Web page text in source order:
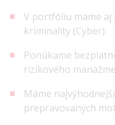
V portfóliu máme
kriminality (Cyber).
Ponúkame
rizikového
Máme
prepravovaných